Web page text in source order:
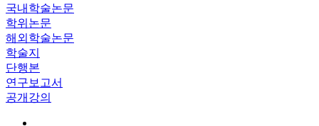
국내학술논문
학위논문
해외학술논문
학술지
단행본
연구보고서
공개강의